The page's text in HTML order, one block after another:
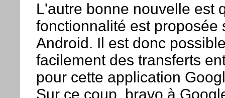
L'autre bonne nouvelle est
fonctionnalité est proposée
Android. Il est donc
facilement des transferts
pour cette application
Sur ce coup, bravo à